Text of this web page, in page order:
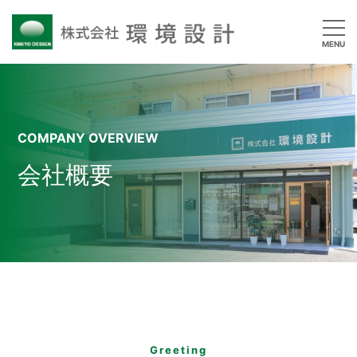
MENU
COMPANY OVERVIEW
会社概要
Greeting